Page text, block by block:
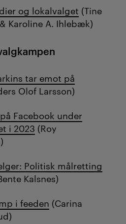
og lokalvalget (Tine
Karoline A. Ihlebæk)
tar emot på
Olof Larsson)
Facebook under
i 2023 (Roy
Politisk målretting
Kalsnes)
i feeden (Carina